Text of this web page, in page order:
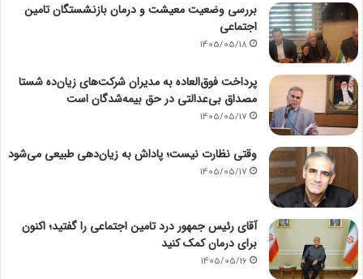
بررسی وضعیت معیشت و درمان بازنشستگان تامین
اجتماعی
1405/05/18
پرداخت فوق‌العاده به مدیران شرکت‌های زیان‌ده شستا
مصداق بی‌عدالتی در حق بیمه‌شدگان است
1405/05/17
وقتی نظارت نیست؛ پاداش به زیان‌دهی طبیعی می‌شود
1405/05/17
آقای رئیس جمهور درد تامین اجتماعی را گفتید؛ اکنون
برای درمان کمک کنید
1405/05/16